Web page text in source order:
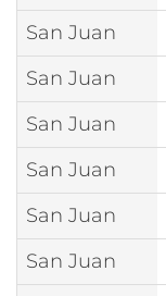
San Juan
San Juan
San Juan
San Juan
San Juan
San Juan